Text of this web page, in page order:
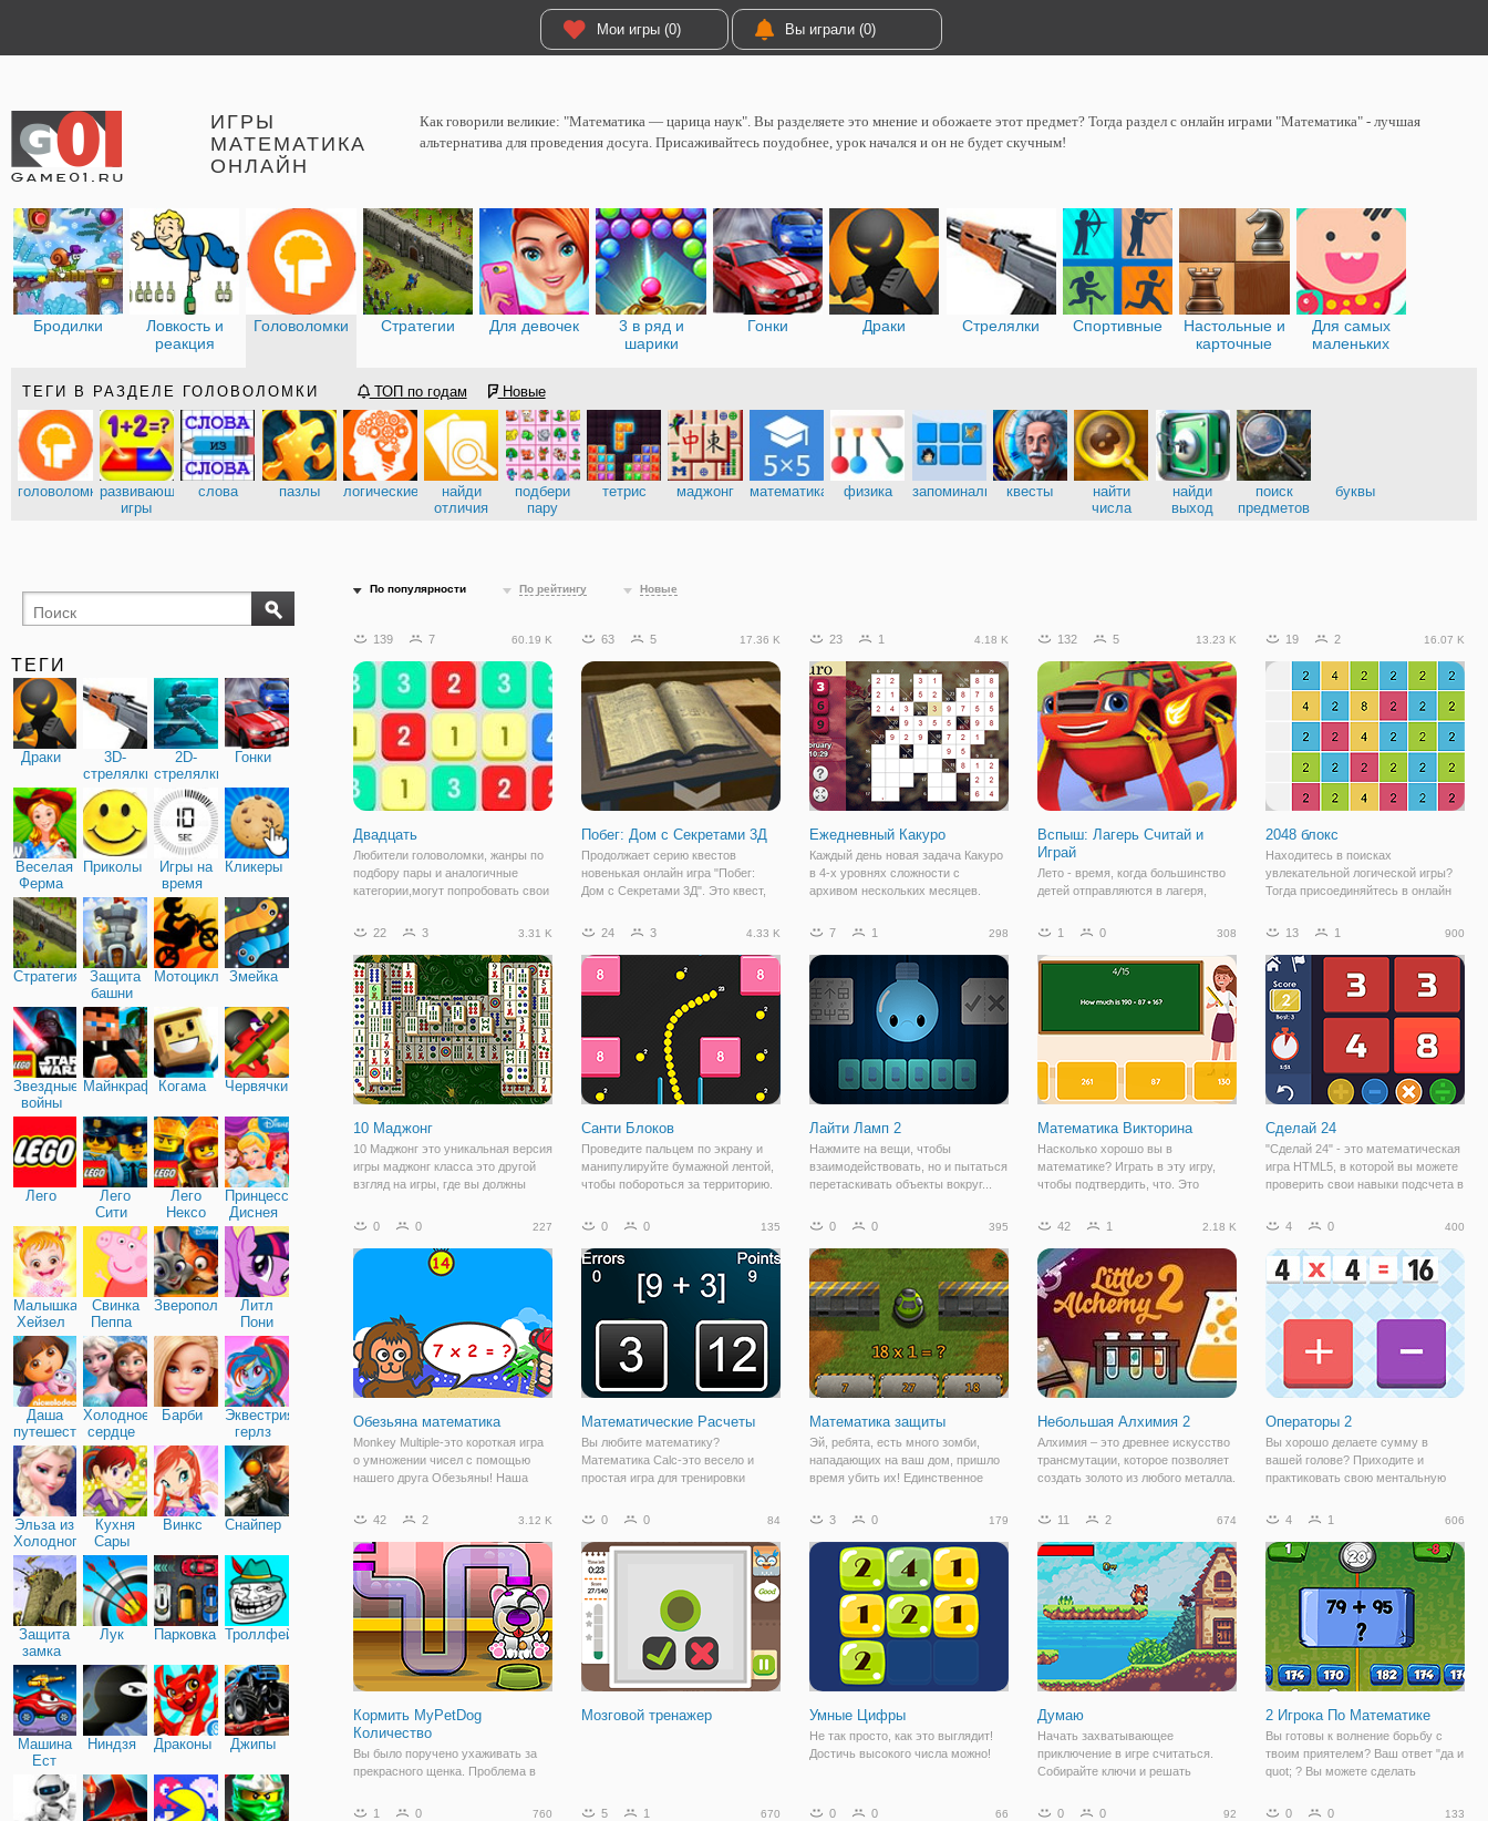
Мои игры (0) Вы играли (0)
ИГРЫ
МАТЕМАТИКА
ОНЛАЙН
Как говорили великие: "Математика — царица наук". Вы разделяете это мнение и обожаете этот предмет? Тогда раздел с онлайн играми "Математика" - лучшая
альтернатива для проведения досуга. Присаживайтесь поудобнее, урок начался и он не будет скучным!
Бродилки
Ловкость и
реакция
Головоломки Стратегии Для девочек
3 в ряд и
шарики
Гонки Драки Стрелялки Спортивные
Настольные и
карточные
Для самых
маленьких
ТЕГИ В РАЗДЕЛЕ ГОЛОВОЛОМКИ ТОП по годам Новые
головоломкиразвивающие
игры
слова пазлы логические
найди
отличия
подбери
пару
тетрис маджонг математика физика запоминалки квесты
найти
числа
найди
выход
поиск
предметов
буквы
ТЕГИ
Драки
3D-
стрелялки
2D-
стрелялки
Гонки
Веселая
Ферма
Приколы
Игры на
время
Кликеры
Стратегия
Защита
башни
МотоциклыЗмейка
Звездные
войны
МайнкрафтКогама Червячки
Лего
Лего
Сити
Лего
Нексо
Найтс
Принцессы
Диснея
Малышка
Хейзел
Свинка
Пеппа
Зверополис
Литл
Пони
Дружба
Даша
путешественница
Холодное
сердце
Барби
Эквестрия
герлз
Эльза из
Холодного
сердца
Кухня
Сары
Винкс Снайпер
Защита
замка
Лук Парковка Троллфейс
Машина
Ест
Машину
Ниндзя Драконы Джипы
По популярности По рейтингу Новые
139 7 60.19 K
Двадцать
Любители головоломки, жанры по
подбору пары и аналогичные
категории,могут попробовать свои
"Двадцать". Это простая,
правилами. А заключаются они в
следующем. На поле
63 5 17.36 K
Побег: Дом с Секретами 3Д
Продолжает серию квестов
новенькая онлайн игра "Побег:
Дом с Секретами 3Д". Это квест,
графике, с довольно реалистичной
заданиями. Суть игрового
процесса заключается в
23 1 4.18 K
Ежедневный Какуро
Каждый день новая задача Какуро
в 4-х уровнях сложности с
архивом нескольких месяцев.
какуро: цифры (1 - 9) вводится
ключ.
132 5 13.23 K
Вспыш: Лагерь Считай и
Играй
Лето - время, когда большинство
детей отправляются в лагеря,
знакомства и впечатления. Но
увлекательно, можно в формате
онлайн игры. К примеру, игра
"Вспыш:
19 2 16.07 K
2048 блокс
Находитесь в поисках
увлекательной логической игры?
Тогда присоединяйтесь в онлайн
веселая и красочная игра, в
бОльшие комбинации, используя
представленные на
22 3 3.31 K
10 Маджонг
10 Маджонг это уникальная версия
игры маджонг класса это другой
взгляд на игры, где вы должны
навыки готов. Вместо того, чтобы
значком, вы должны найти 2
24 3 4.33 K
Санти Блоков
Проведите пальцем по экрану и
манипулируйте бумажной лентой,
чтобы побороться за территорию.
one, все, что вам нужно сделать,
змея может увеличить свой хвост
7 1 298
Лайти Ламп 2
Нажмите на вещи, чтобы
взаимодействовать, но и пытаться
перетаскивать объекты вокруг...
случиться. Уровни могут
будете иметь, чтобы решить их
разными способами...
1 0 308
Математика Викторина
Насколько хорошо вы в
математике? Играть в эту игру,
чтобы подтвердить, что. Это
Увлекательные викторины для
много играя. Играть сейчас, чтобы
получать
13 1 900
Сделай 24
"Сделай 24" - это математическая
игра HTML5, в которой вы можете
проверить свои навыки подсчета в
расположены четыре цифры. Их
умножать, вычитать и делить. Что
бы вы не
0 0 227
Обезьяна математика
Monkey Multiple-это короткая игра
о умножении чисел с помощью
нашего друга Обезьяны! Наша
помочь вашему ребенку с
задаст вопрос, и ответы будут
сброшены с
0 0 135
Математические Расчеты
Вы любите математику?
Математика Calc-это весело и
простая игра для тренировки
специально для детей и студентов,
двумя режимами ДОФ играет: 1 -
математические
0 0 395
Математика защиты
Эй, ребята, есть много зомби,
нападающих на ваш дом, пришло
время убить их! Единственное
пушка, и единственный способ
математические вопросы. Как
долго вы
42 1 2.18 K
Небольшая Алхимия 2
Алхимия – это древнее искусство
трансмутации, которое позволяет
создать золото из любого металла.
позволяет создавать любую
очень легко и подвластно каждому.
4 0 400
Операторы 2
Вы хорошо делаете сумму в
вашей голове? Приходите и
практиковать свою ментальную
соответствующие операторы.
оперативного символа! Попробуй!
42 2 3.12 K
Кормить MyPetDog
Количество
Вы было поручено ухаживать за
прекрасного щенка. Проблема в
который был запрограммирован на
0 0 84
Мозговой тренажер
3 0 179
Умные Цифры
Не так просто, как это выглядит!
Достичь высокого числа можно!
11 2 674
Думаю
Начать захватывающее
приключение в игре считаться.
Собирайте ключи и решать
открыть дверь с боссом и
4 1 606
2 Игрока По Математике
Вы готовы к волнение борьбу с
твоим приятелем? Ваш ответ "да и
quot; ? Вы можете сделать
приятелем, как два игрока в этой
1 0 760 5 1 670 0 0 66 0 0 92 0 0 133